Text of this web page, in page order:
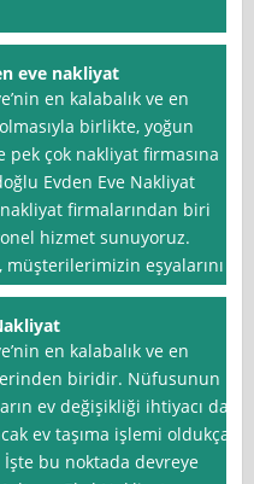
eve nakliyat
en kalabalık ve en
birlikte, yoğun
çok nakliyat firmasına
Evden Eve Nakliyat
firmalarından biri
hizmet sunuyoruz.
eşyalarını
en kalabalık ve en
biridir. Nüfusunun
ev değişikliği ihtiyacı da
ev taşıma işlemi oldukça
bu noktada devreye